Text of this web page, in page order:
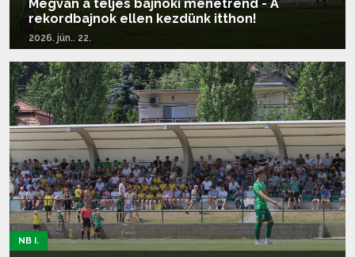
Megvan a teljes bajnoki menetrend - A
rekordbajnok ellen kezdünk itthon!
2026. jún.. 22.
Tovább olvasom...
NB I.